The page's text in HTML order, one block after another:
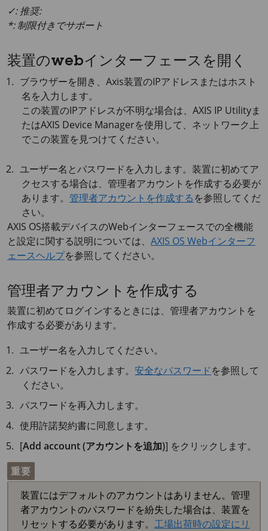
✓: 推奨:
*: 制限付きでサポート
装置のwebインターフェースを開く
ブラウザーを開き、Axis装置のIPアドレスまたはホスト
名を入力します。
この装置のIPアドレスが不明な場合は、 AXIS IP Utilityま
たはAXIS Device Managerを使用して、ネットワーク上
でこの装置を見つけてください。
ユーザー名とパスワードを入力します。装置に初めてア
クセスする場合は、管理者アカウントを作成する必要が
あります。 管理者アカウントを作成するを参照してくだ
さい。
AXIS OS搭載デバイスのWebインターフェースでの全機能
と設定に関する説明については、 AXIS OS Webインターフ
ェースヘルプを参照してください。
管理者アカウントを作成する
装置に初めてログインするときには、管理者アカウントを
作成する必要があります。
ユーザー名を入力してください。
パスワードを入力します。安全なパスワードを参照して
ください。
パスワードを再入力します。
使用許諾契約書に同意します。
[Add account (アカウントを追加)] をクリックします。
重要
装置にはデフォルトのアカウントはありません。管理
者アカウントのパスワードを紛失した場合は、装置を
リセットする必要があります。 工場出荷時の設定にリ